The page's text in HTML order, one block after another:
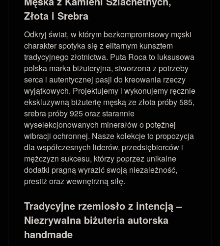
Złota i Srebra
Odkryj świat, w którym bezkompromisowy męski
charakter spotyka się z elitarnym kunsztem
tradycyjnego złotnictwa. Puta Roca to luksusowa
polska marka biżuteryjna, stworzona z potrzeby
serca i autentycznej pasji do kreowania rzeczy
wyjątkowych. Projektujemy i wykonujemy ręcznie
ekskluzywną biżuterię męską ze złota próby 585,
srebra próby 925 oraz starannie
wyselekcjonowanych minerałów o potężnej
wibracji ochronnej. Nasze kolekcje to propozycja
dla współczesnych liderów, przedsiębiorców i
mężczyzn sukcesu, którzy poprzez unikalne
dodatki pragną wyrazić swoją niezależność,
prestiż oraz wewnętrzną siłę.
Tradycyjne rzemiosło z intencją –
Niezrywalna biżuteria autorska
handmade